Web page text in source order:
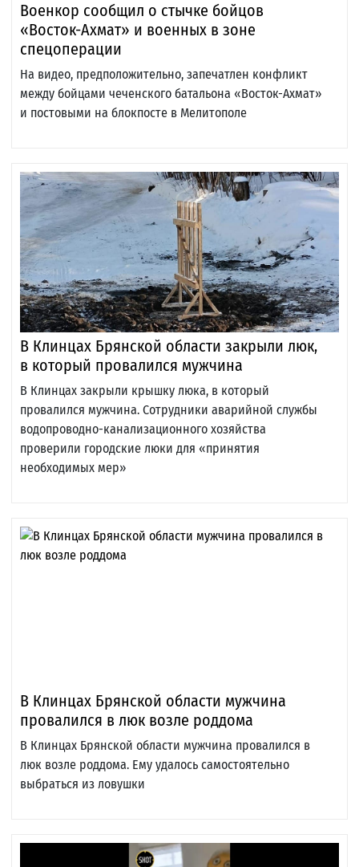
Военкор сообщил о стычке бойцов
«Восток-Ахмат» и военных в зоне
спецоперации
На видео, предположительно, запечатлен конфликт
между бойцами чеченского батальона «Восток-Ахмат»
и постовыми на блокпосте в Мелитополе
В Клинцах Брянской области закрыли люк,
в который провалился мужчина
В Клинцах закрыли крышку люка, в который
провалился мужчина. Сотрудники аварийной службы
водопроводно-канализационного хозяйства
проверили городские люки для «принятия
необходимых мер»
В Клинцах Брянской области мужчина
провалился в люк возле роддома
В Клинцах Брянской области мужчина провалился в
люк возле роддома. Ему удалось самостоятельно
выбраться из ловушки